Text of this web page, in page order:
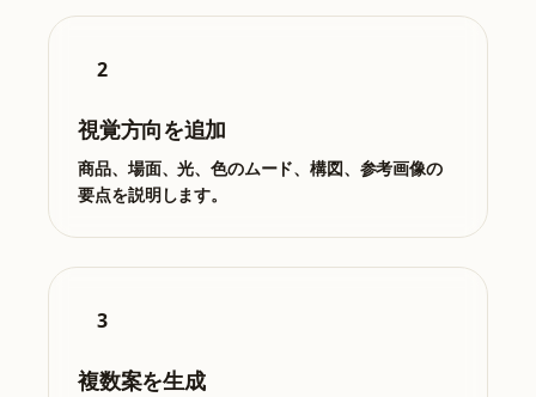
2
視覚方向を追加
商品、場面、光、色のムード、構図、参考画像の
要点を説明します。
3
複数案を生成